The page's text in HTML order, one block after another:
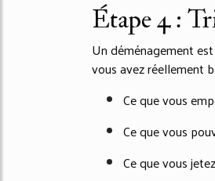
Étape 4 :
Un déménagement
vous avez réellement
Ce que vous
Ce que vous
Ce que vous